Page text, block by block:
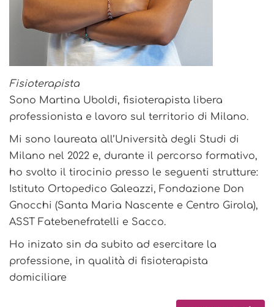
Fisioterapista
Sono Martina Uboldi, fisioterapista libera
professionista e lavoro sul territorio di Milano.
Mi sono laureata all’Università degli Studi di
Milano nel 2022 e, durante il percorso formativo,
ho svolto il tirocinio presso le seguenti strutture:
Istituto Ortopedico Galeazzi, Fondazione Don
Gnocchi (Santa Maria Nascente e Centro Girola),
ASST Fatebenefratelli e Sacco.
Ho inizato sin da subito ad esercitare la
professione, in qualità di fisioterapista
domiciliare